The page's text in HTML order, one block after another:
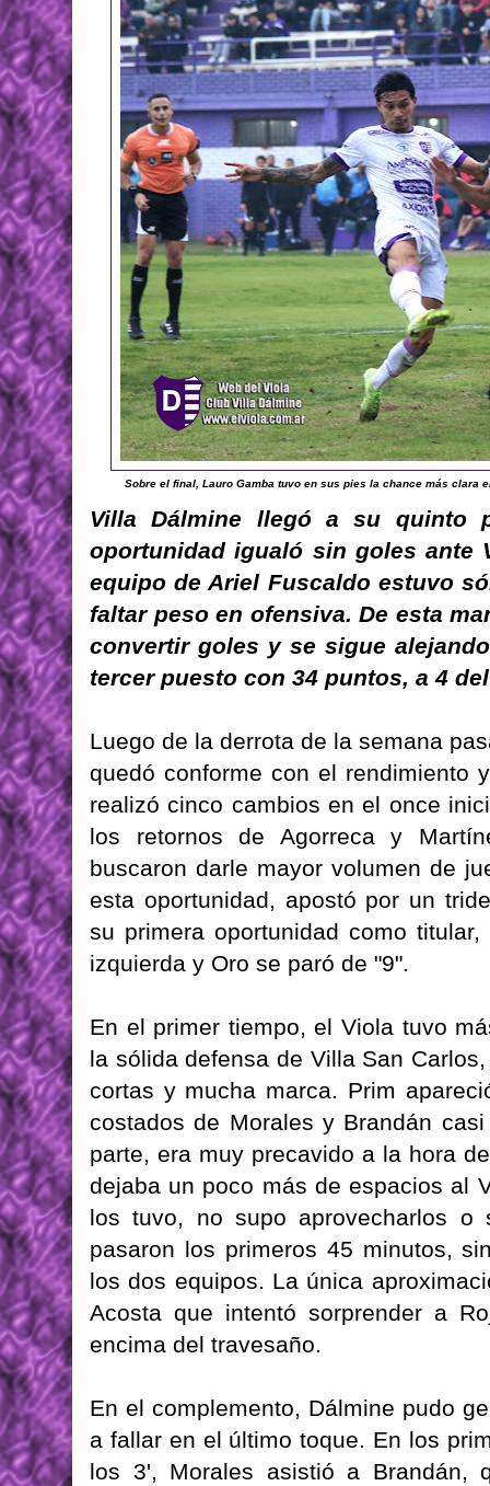
Sobre el final, Lauro Gamba tuvo en sus pies la chance más clara
Villa Dálmine llegó a su quinto
oportunidad igualó sin goles ante
equipo de Ariel Fuscaldo estuvo
faltar peso en ofensiva. De esta
convertir goles y se sigue
tercer puesto con 34 puntos, a 4
Luego de la derrota de la semana
quedó conforme con el rendimiento
realizó cinco cambios en el once
los retornos de Agorreca y
buscaron darle mayor volumen de
esta oportunidad, apostó por un
su primera oportunidad como
izquierda y Oro se paró de "9".
En el primer tiempo, el Viola tuvo
la sólida defensa de Villa San
cortas y mucha marca. Prim
costados de Morales y Brandán
parte, era muy precavido a la hora
dejaba un poco más de espacios al
los tuvo, no supo aprovecharlos
pasaron los primeros 45 minutos,
los dos equipos. La única
Acosta que intentó sorprender a
encima del travesaño.
En el complemento, Dálmine pudo
a fallar en el último toque. En los
los 3', Morales asistió a Brandán,